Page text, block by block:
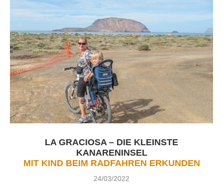
LA GRACIOSA – DIE KLEINSTE
KANARENINSEL
MIT KIND BEIM RADFAHREN ERKUNDEN
24/03/2022